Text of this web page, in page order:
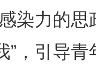
染力的思
”，引导